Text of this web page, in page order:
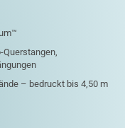
– bedruckt bis 4,50 m